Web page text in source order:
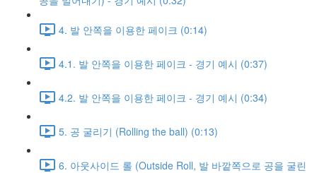
4. 발 안쪽을 이용한 페이크 (0:14)
4.1. 발 안쪽을 이용한 페이크 - 경기 예시 (0:37)
4.2. 발 안쪽을 이용한 페이크 - 경기 예시 (0:34)
5. 공 굴리기 (Rolling the ball) (0:13)
6. 아웃사이드 롤 (Outside Roll, 발 바깥쪽으로 공을 굴린